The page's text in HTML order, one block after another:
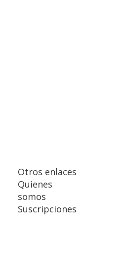
Otros enlaces
Quienes
somos
Suscripciones